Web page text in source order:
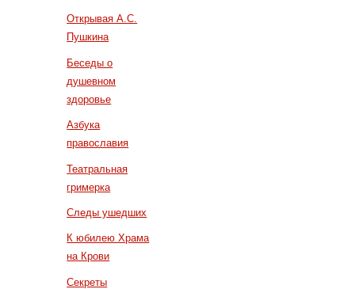
Открывая А.С.
Пушкина
Беседы о
душевном
здоровье
Азбука
православия
Театральная
гримерка
Следы ушедших
К юбилею Храма
на Крови
Секреты